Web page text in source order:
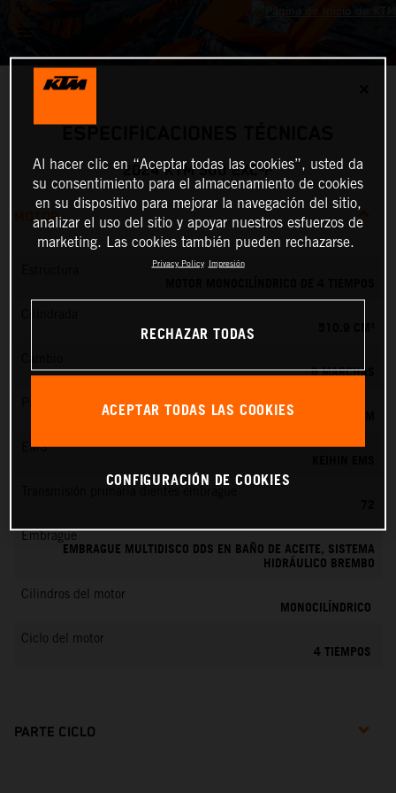
2024 KTM 500 EXC-F
MOTOR
6 MARCHAS
Preparación de la mezcla
KEIHIN EFI, TOBERA DE 42 MM
EMS
Embrague
EMBRAGUE MULTIDISCO DDS EN BAÑO DE ACEITE, SISTEMA
HIDRÁULICO BREMBO
Cilindros del motor
MONOCILÍNDRICO
Ciclo del motor
4 TIEMPOS
PARTE CICLO
Al hacer clic en “Aceptar todas las cookies”, usted da
su consentimiento para el almacenamiento de cookies
en su dispositivo para mejorar la navegación del sitio,
analizar el uso del sitio y apoyar nuestros esfuerzos de
marketing. Las cookies también pueden rechazarse.
Privacy Policy Impresión
RECHAZAR TODAS
ACEPTAR TODAS LAS COOKIES
CONFIGURACIÓN DE COOKIES